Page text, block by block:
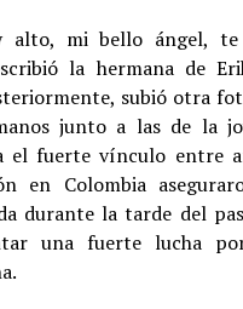
alto, mi bello ángel,
la hermana de
subió otra
junto a las de la
el fuerte vínculo entre
en Colombia
durante la tarde del
una fuerte lucha